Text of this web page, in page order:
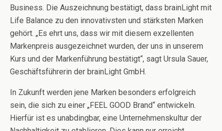
Business. Die Auszeichnung bestätigt, dass brainLight mit
Life Balance zu den innovativsten und stärksten Marken
gehört. „Es ehrt uns, dass wir mit diesem exzellenten
Markenpreis ausgezeichnet wurden, der uns in unserem
Kurs und der Markenführung bestätigt“, sagt Ursula Sauer,
Geschäftsführerin der brainLight GmbH.
In Zukunft werden jene Marken besonders erfolgreich
sein, die sich zu einer „FEEL GOOD Brand“ entwickeln.
Hierfür ist es unabdingbar, eine Unternehmenskultur der